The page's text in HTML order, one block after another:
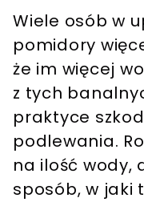
Wiele osób w
pomidory
że im więcej
z tych
praktyce
podlewania.
na ilość wody,
sposób, w jaki